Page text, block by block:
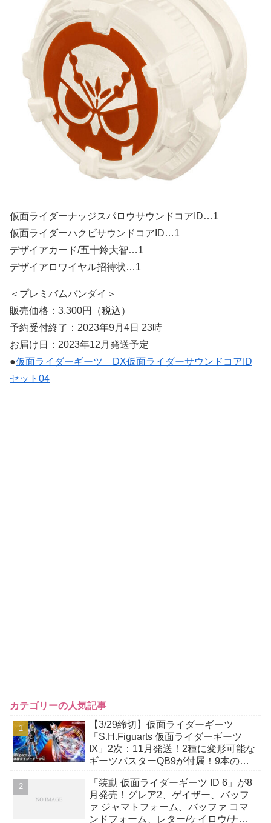
仮面ライダーナッジスパロウサウンドコアID…1
仮面ライダーハクビサウンドコアID…1
デザイアカード/五十鈴大智…1
デザイアロワイヤル招待状…1
＜プレミバムバンダイ＞
販売価格：3,300円（税込）
予約受付終了：2023年9月4日 23時
お届け日：2023年12月発送予定
●仮面ライダーギーツ DX仮面ライダーサウンドコアID
セット04
カテゴリーの人気記事
【3/29締切】仮面ライダーギーツ
「S.H.Figuarts 仮面ライダーギーツ
IX」2次：11月発送！2種に変形可能な
ギーツバスターQB9が付属！9本の尾
「装動 仮面ライダーギーツ ID 6」が8
月発売！グレア2、ゲイザー、バッフ
ァ ジャマトフォーム、バッファ コマ
ンドフォーム、レター/ケイロウ/ナッ